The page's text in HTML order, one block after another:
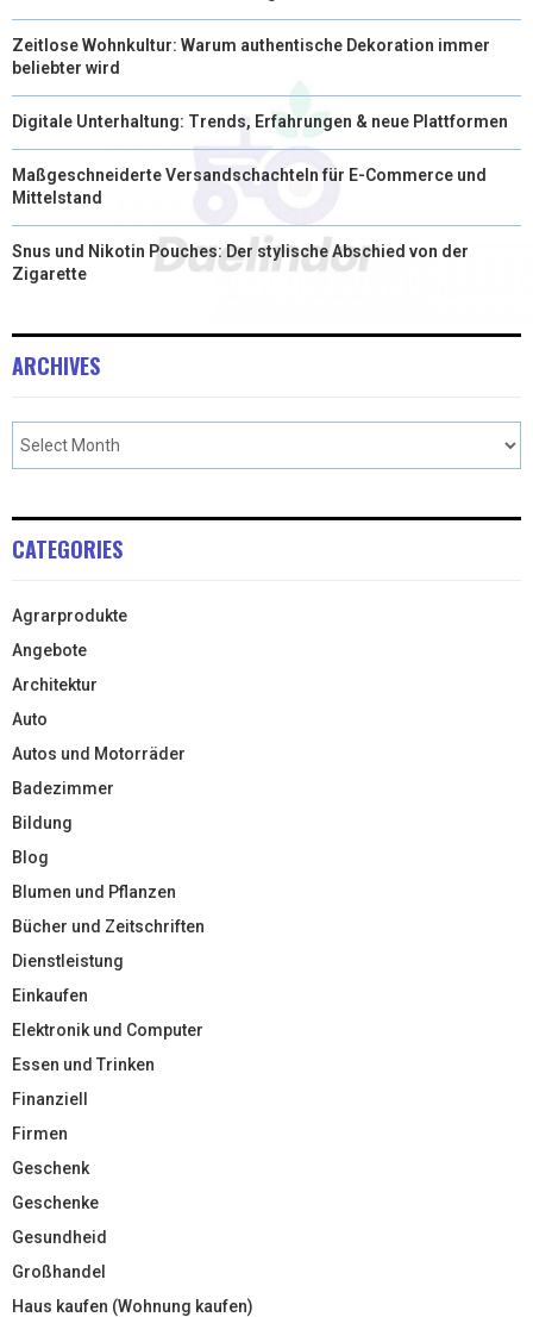
Zeitlose Wohnkultur: Warum authentische Dekoration immer
beliebter wird
Digitale Unterhaltung: Trends, Erfahrungen & neue Plattformen
Maßgeschneiderte Versandschachteln für E-Commerce und
Mittelstand
Snus und Nikotin Pouches: Der stylische Abschied von der
Zigarette
ARCHIVES
CATEGORIES
Agrarprodukte
Angebote
Architektur
Auto
Autos und Motorräder
Badezimmer
Bildung
Blog
Blumen und Pflanzen
Bücher und Zeitschriften
Dienstleistung
Einkaufen
Elektronik und Computer
Essen und Trinken
Finanziell
Firmen
Geschenk
Geschenke
Gesundheid
Großhandel
Haus kaufen (Wohnung kaufen)